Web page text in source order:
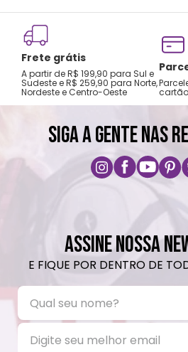
Frete grátis
A partir de R$ 199,90 para Sul e
Sudeste e R$ 259,90 para Norte,
Nordeste e Centro-Oeste
SIGA A GENTE NAS
ASSINE NOSSA
E FIQUE POR DENTRO DE